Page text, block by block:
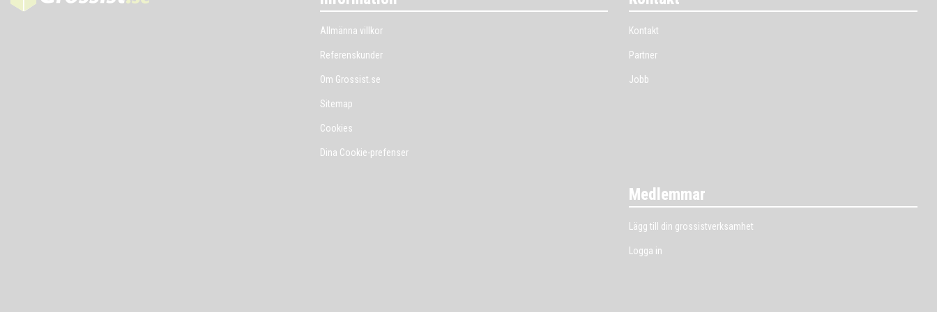
Allmänna villkor
Referenskunder
Om Grossist.se
Sitemap
Cookies
Dina Cookie-prefenser
Kontakt
Partner
Jobb
Medlemmar
Lägg till din grossistverksamhet
Logga in